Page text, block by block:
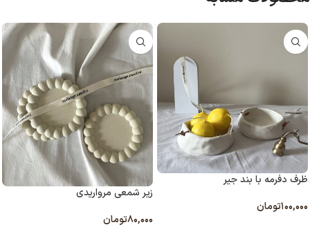
ظرف دفرمه با بند جیر
۱۰۰,۰۰۰تومان
زیر شمعی مرواریدی
۸۰,۰۰۰تومان